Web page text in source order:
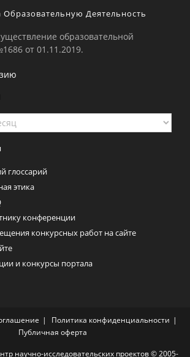
Деятельность
образовательной
от 01.11.2019.
глоссарий
этика
конференции
конкурсных работ на сайте
и конкурсы портала
Политика конфиденциальности
Публичная оферта
научно-исследовательских проектов © 2005-